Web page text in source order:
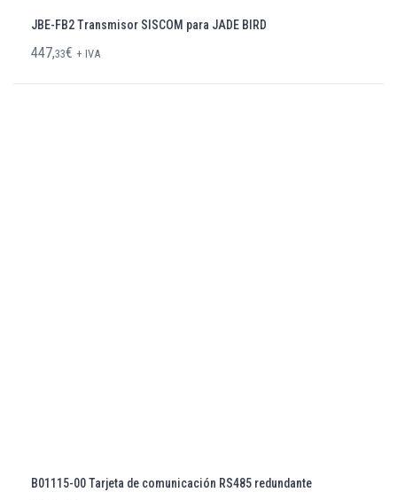
JBE-FB2 Transmisor SISCOM para JADE BIRD
447,33€ + IVA
B01115-00 Tarjeta de comunicación RS485 redundante